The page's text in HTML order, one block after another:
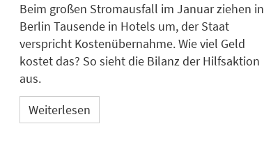
Beim großen Stromausfall im Januar ziehen in
Berlin Tausende in Hotels um, der Staat
verspricht Kostenübernahme. Wie viel Geld
kostet das? So sieht die Bilanz der Hilfsaktion
aus.
Weiterlesen